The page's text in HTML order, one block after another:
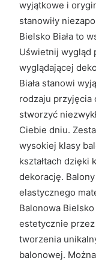
wyjątkowe i
stanowiły
Bielsko Biała to
Uświetnij wygląd
wyglądającej
Biała stanowi
rodzaju przyjęcia
stworzyć
Ciebie dniu.
wysokiej klasy
kształtach dzięki
dekorację.
elastycznego
Balonowa
estetycznie
tworzenia
balonowej.